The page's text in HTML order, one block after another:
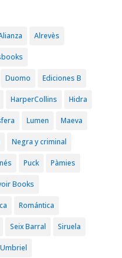
Alrevès
Duomo Ediciones B
HarperCollins Hidra
Lumen Maeva
Negra y criminal
Puck Pàmies
Books
Romántica
Seix Barral Siruela
Umbriel